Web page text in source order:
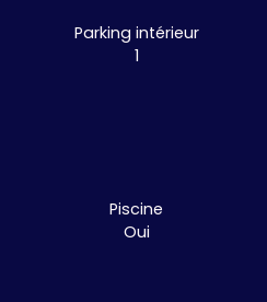
Parking intérieur
1
Piscine
Oui